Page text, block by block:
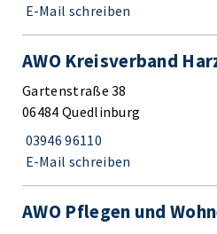
E-Mail schreiben
AWO Kreisverband
Gartenstraße 38
06484 Quedlinburg
03946 96110
E-Mail schreiben
AWO Pflegen und